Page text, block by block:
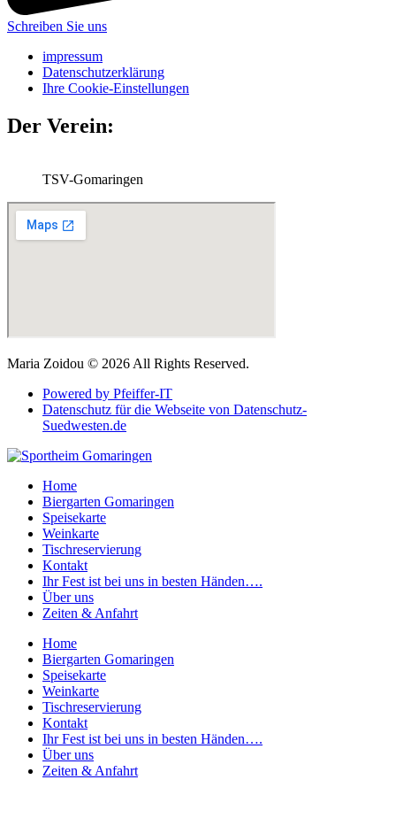
Schreiben Sie uns
impressum
Datenschutzerklärung
Ihre Cookie-Einstellungen
Der Verein:
TSV-Gomaringen
Maria Zoidou © 2026 All Rights Reserved.
Powered by Pfeiffer-IT
Datenschutz für die Webseite von Datenschutz-
Suedwesten.de
Home
Biergarten Gomaringen
Speisekarte
Weinkarte
Tischreservierung
Kontakt
Ihr Fest ist bei uns in besten Händen….
Über uns
Zeiten & Anfahrt
Home
Biergarten Gomaringen
Speisekarte
Weinkarte
Tischreservierung
Kontakt
Ihr Fest ist bei uns in besten Händen….
Über uns
Zeiten & Anfahrt